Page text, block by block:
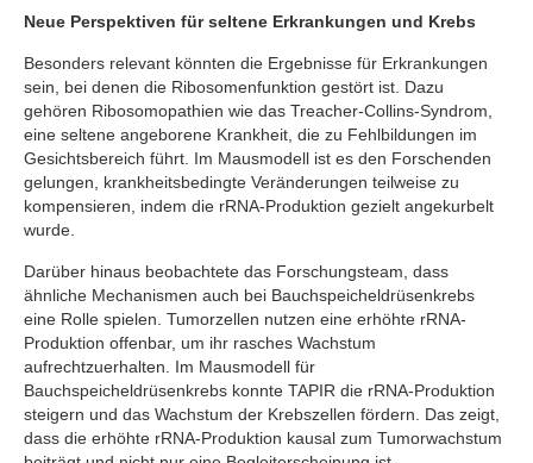
Neue Perspektiven für seltene Erkrankungen und Krebs
Besonders relevant könnten die Ergebnisse für Erkrankungen
sein, bei denen die Ribosomenfunktion gestört ist. Dazu
gehören Ribosomopathien wie das Treacher-Collins-Syndrom,
eine seltene angeborene Krankheit, die zu Fehlbildungen im
Gesichtsbereich führt. Im Mausmodell ist es den Forschenden
gelungen, krankheitsbedingte Veränderungen teilweise zu
kompensieren, indem die rRNA-Produktion gezielt angekurbelt
wurde.
Darüber hinaus beobachtete das Forschungsteam, dass
ähnliche Mechanismen auch bei Bauchspeicheldrüsenkrebs
eine Rolle spielen. Tumorzellen nutzen eine erhöhte rRNA-
Produktion offenbar, um ihr rasches Wachstum
aufrechtzuerhalten. Im Mausmodell für
Bauchspeicheldrüsenkrebs konnte TAPIR die rRNA-Produktion
steigern und das Wachstum der Krebszellen fördern. Das zeigt,
dass die erhöhte rRNA-Produktion kausal zum Tumorwachstum